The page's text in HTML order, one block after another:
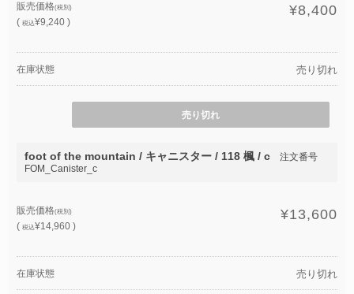
販売価格(税別)
(税込¥9,240 )
¥8,400
在庫状態 売り切れ
売り切れ
foot of the mountain / キャニスター / 118 楓 / c
注文番号
FOM_Canister_c
販売価格(税別)
(税込¥14,960 )
¥13,600
在庫状態 売り切れ